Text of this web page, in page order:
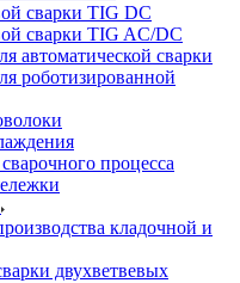
сварки TIG DC
сварки TIG AC/DC
автоматической сварки
роботизированной
процесса
кладочной и
двухветвевых